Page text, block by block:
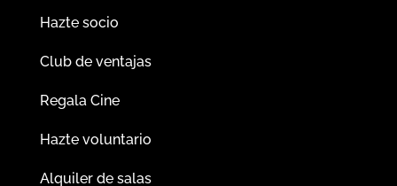
Hazte socio
Club de ventajas
Regala Cine
Hazte voluntario
Alquiler de salas